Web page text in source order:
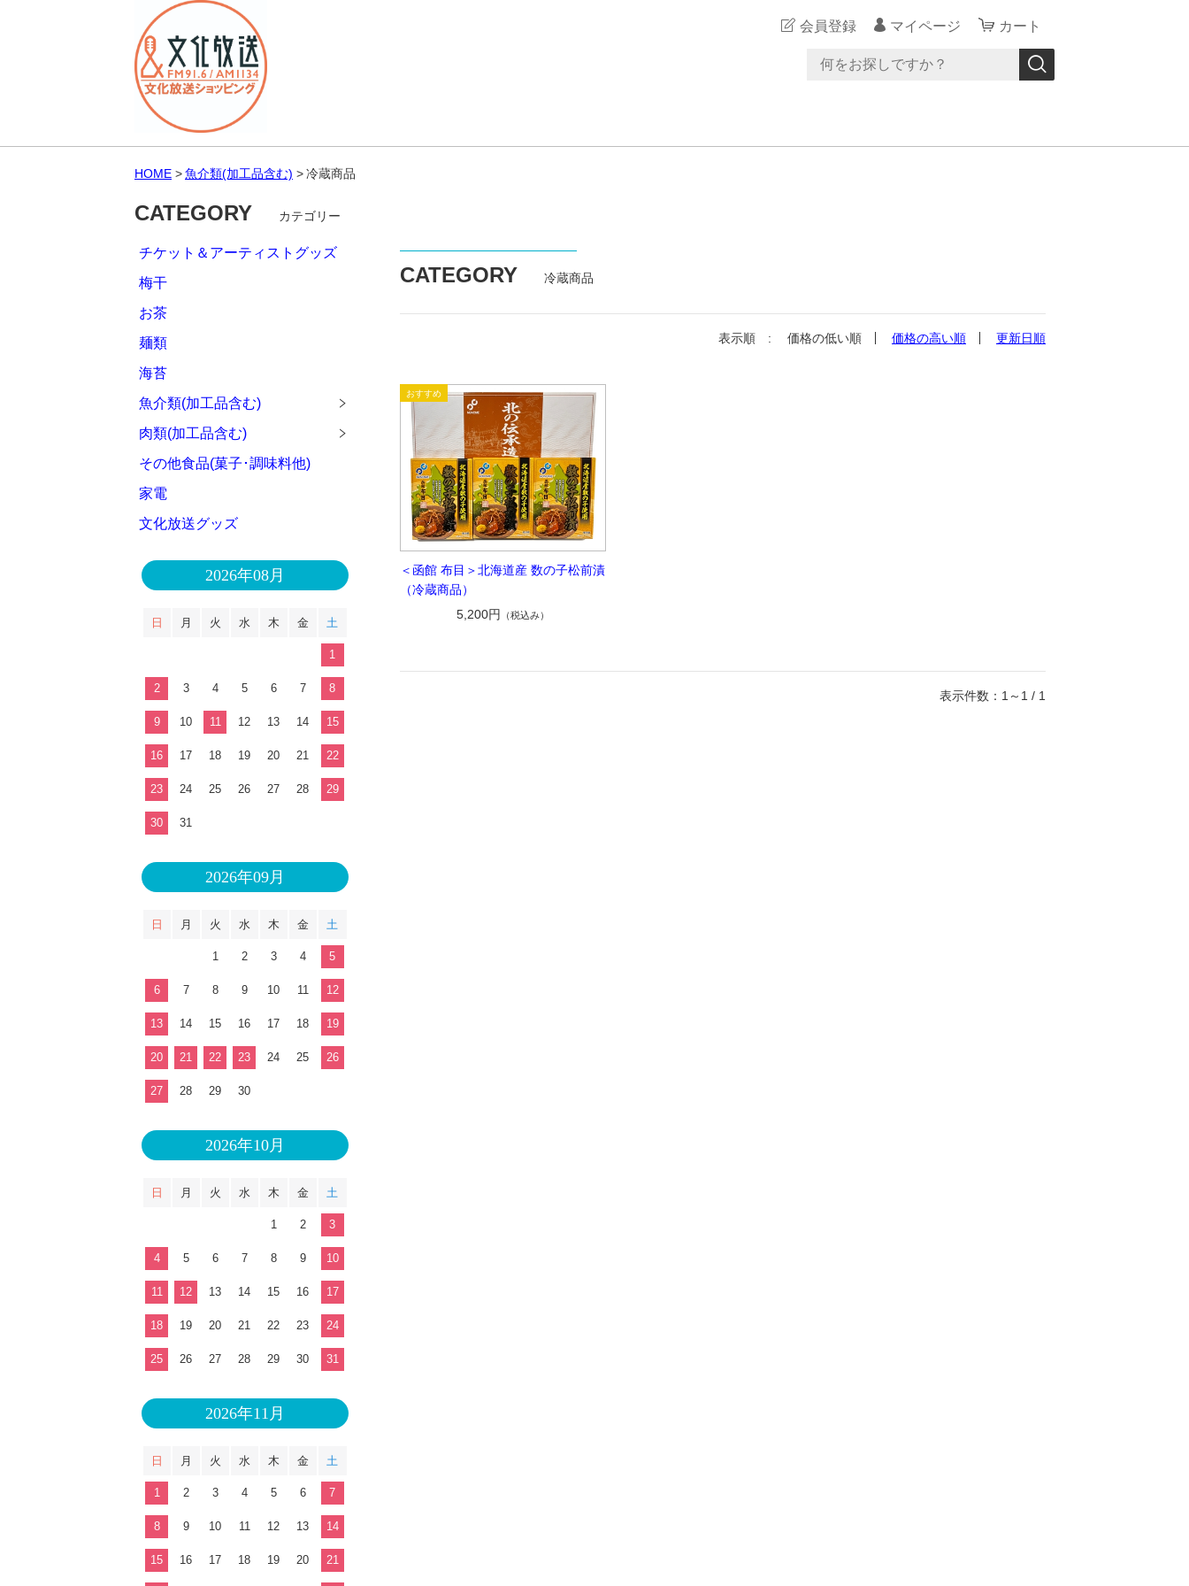
会員登録 マイページ カート
HOME 魚介類(加工品含む) 冷蔵商品
CATEGORY 冷蔵商品
表示順 : 価格の低い順 価格の高い順 更新日順
＜函館 布目＞北海道産 数の子松前漬
（冷蔵商品）
5,200円
（税込み）
表示件数：1～1 / 1
CATEGORY カテゴリー
チケット＆アーティストグッズ
梅干
お茶
麺類
海苔
魚介類(加工品含む)
肉類(加工品含む)
その他食品(菓子･調味料他)
家電
文化放送グッズ
2026年08月
日 月 火 水 木 金 土
1
2 3 4 5 6 7 8
9 10 11 12 13 14 15
16 17 18 19 20 21 22
23 24 25 26 27 28 29
30 31
2026年09月
日 月 火 水 木 金 土
1 2 3 4 5
6 7 8 9 10 11 12
13 14 15 16 17 18 19
20 21 22 23 24 25 26
27 28 29 30
2026年10月
日 月 火 水 木 金 土
1 2 3
4 5 6 7 8 9 10
11 12 13 14 15 16 17
18 19 20 21 22 23 24
25 26 27 28 29 30 31
2026年11月
日 月 火 水 木 金 土
1 2 3 4 5 6 7
8 9 10 11 12 13 14
15 16 17 18 19 20 21